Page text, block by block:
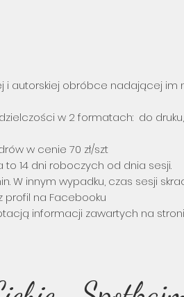
autorskiej obróbce nadającej im
w 2 formatach: do
w cenie 70 zł/szt
14 dni roboczych od dnia sesji.
W innym wypadku, czas sesji
profil na Facebooku
informacji zawartych na